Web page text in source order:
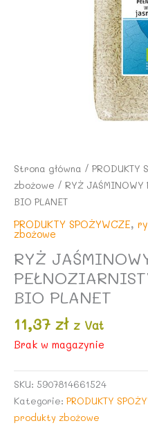
Strona główna / PRODUKTY
zbożowe / RYŻ
BIO PLANET
PRODUKTY SPOŻYWCZE,
zbożowe
RYŻ
BIO PLANET
11,37 zł z Vat
Brak w magazynie
SKU: 5907814661524
Kategorie: PRODUKTY
produkty zbożowe